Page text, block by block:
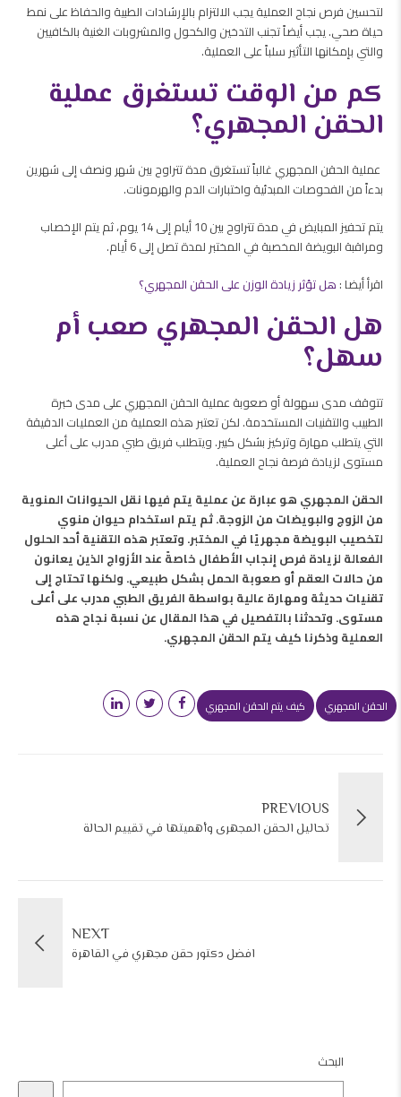
لتحسين فرص نجاح العملية يجب الالتزام بالإرشادات الطبية والحفاظ على نمط
حياة صحي. يجب أيضاً تجنب التدخين والكحول والمشروبات الغنية بالكافيين
والتي بإمكانها التأثير سلباً على العملية.
كم من الوقت تستغرق عملية
الحقن المجهري؟
عملية الحقن المجهري غالباً تستغرق مدة تتراوح بين شهر ونصف إلى شهرين
بدءاً من الفحوصات المبدئية واختبارات الدم والهرمونات.
يتم تحفيز المبايض في مدة تتراوح بين 10 أيام إلى 14 يوم، ثم يتم الإخصاب
ومراقبة البويضة المخصبة في المختبر لمدة تصل إلى 6 أيام.
اقرأ أيضا : هل تؤثر زيادة الوزن على الحقن المجهري؟
هل الحقن المجهري صعب أم
سهل؟
تتوقف مدى سهولة أو صعوبة عملية الحقن المجهري على مدى خبرة
الطبيب والتقنيات المستخدمة. لكن تعتبر هذه العملية من العمليات الدقيقة
التي يتطلب مهارة وتركيز بشكل كبير. ويتطلب فريق طبي مدرب على أعلى
مستوى لزيادة فرصة نجاح العملية.
الحقن المجهري هو عبارة عن عملية يتم فيها نقل الحيوانات المنوية
من الزوج والبويضات من الزوجة. ثم يتم استخدام حيوان منوي
لتخصيب البويضة مجهريًا في المختبر. وتعتبر هذه التقنية أحد الحلول
الفعالة لزيادة فرص إنجاب الأطفال خاصةً عند الأزواج الذين يعانون
من حالات العقم أو صعوبة الحمل بشكل طبيعي. ولكنها تحتاج إلى
تقنيات حديثة ومهارة عالية بواسطة الفريق الطبي مدرب على أعلى
مستوى. وتحدثنا بالتفصيل في هذا المقال عن نسبة نجاح هذه
العملية وذكرنا كيف يتم الحقن المجهري.
الحقن المجهري كيف يتم الحقن المجهري
PREVIOUS
تحاليل الحقن المجهرى وأهميتها في تقييم الحالة
NEXT
افضل دكتور حقن مجهري في القاهرة
البحث